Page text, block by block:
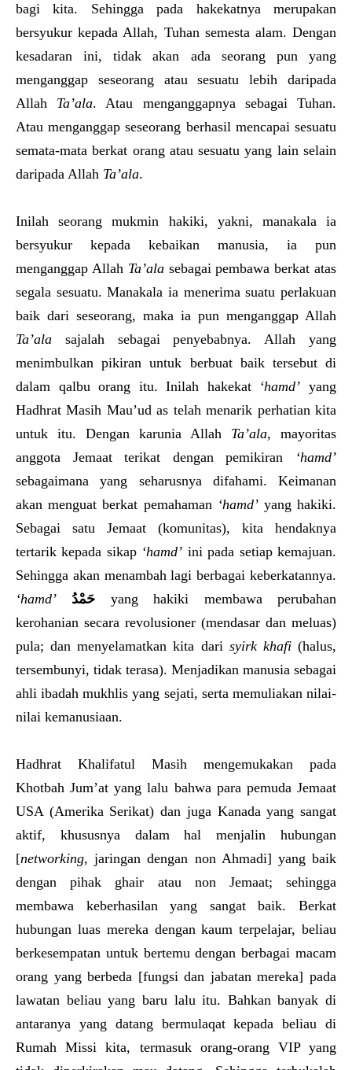
bagi kita. Sehingga pada hakekatnya merupakan
bersyukur kepada Allah, Tuhan semesta alam. Dengan
kesadaran ini, tidak akan ada seorang pun yang
menganggap seseorang atau sesuatu lebih daripada
Allah Ta’ala. Atau menganggapnya sebagai Tuhan.
Atau menganggap seseorang berhasil mencapai sesuatu
semata-mata berkat orang atau sesuatu yang lain selain
daripada Allah Ta’ala.
Inilah seorang mukmin hakiki, yakni, manakala ia
bersyukur kepada kebaikan manusia, ia pun
menganggap Allah Ta’alasebagai pembawa berkat atas
segala sesuatu. Manakala ia menerima suatu perlakuan
baik dari seseorang, maka ia pun menganggap Allah
Ta’ala sajalah sebagai penyebabnya. Allah yang
menimbulkan pikiran untuk berbuat baik tersebut di
dalam qalbu orang itu. Inilah hakekat ‘hamd’ yang
Hadhrat Masih Mau’ud as telah menarik perhatian kita
untuk itu. Dengan karunia Allah Ta’ala, mayoritas
anggota Jemaat terikat dengan pemikiran ‘hamd’
sebagaimana yang seharusnya difahami. Keimanan
akan menguat berkat pemahaman ‘hamd’yang hakiki.
Sebagai satu Jemaat (komunitas), kita hendaknya
tertarik kepada sikap ‘hamd’ ini pada setiap kemajuan.
Sehingga akan menambah lagi berbagai keberkatannya.
‘hamd’
حَمْدُ yang hakiki membawa perubahan
kerohanian secara revolusioner (mendasar dan meluas)
pula; dan menyelamatkan kita dari syirk khafi(halus,
tersembunyi, tidak terasa). Menjadikan manusia sebagai
ahli ibadah mukhlis yang sejati, serta memuliakan nilai-
nilai kemanusiaan.
Hadhrat Khalifatul Masih mengemukakan pada
Khotbah Jum’at yang lalu bahwa para pemuda Jemaat
USA (Amerika Serikat) dan juga Kanada yang sangat
aktif, khususnya dalam hal menjalin hubungan
[networking, jaringan dengan non Ahmadi] yang baik
dengan pihak ghair atau non Jemaat; sehingga
membawa keberhasilan yang sangat baik. Berkat
hubungan luas mereka dengan kaum terpelajar, beliau
berkesempatan untuk bertemu dengan berbagai macam
orang yang berbeda [fungsi dan jabatan mereka] pada
lawatan beliau yang baru lalu itu. Bahkan banyak di
antaranya yang datang bermulaqat kepada beliau di
Rumah Missi kita, termasuk orang-orang VIP yang